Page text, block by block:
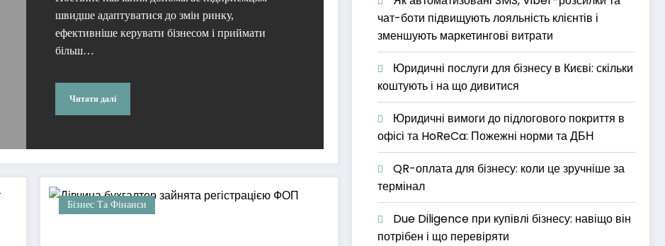
швидше адаптуватися до змін ринку,
ефективніше керувати бізнесом і приймати
більш…
Читати далі
Бізнес Та Фінанси
чат-боти підвищують лояльність клієнтів і
зменшують маркетингові витрати
Юридичні послуги для бізнесу в Києві: скільки
коштують і на що дивитися
Юридичні вимоги до підлогового покриття в
офісі та HoReCa: Пожежні норми та ДБН
QR-оплата для бізнесу: коли це зручніше за
термінал
Due Diligence при купівлі бізнесу: навіщо він
потрібен і що перевіряти